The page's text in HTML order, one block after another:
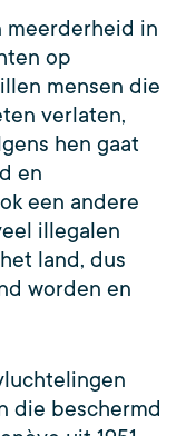
meerderheid in
op
mensen die
verlaten,
hen gaat
en
een andere
illegalen
land, dus
worden en
die beschermd